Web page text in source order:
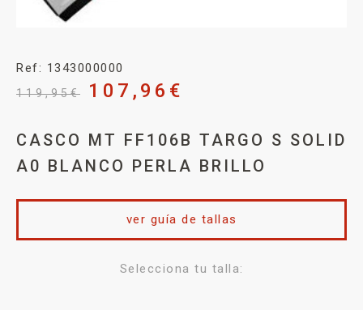
Ref: 1343000000
119,95€ 107,96 €
CASCO MT FF106B TARGO S SOLID
A0 BLANCO PERLA BRILLO
Selecciona tu talla:
ver guía de tallas